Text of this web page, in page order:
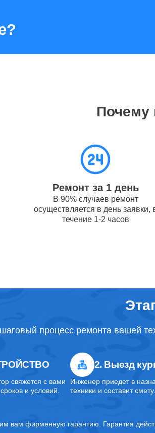
Ремонт цепи питания
Ремонт USB порта
Комплексная чистка
Ремонт материнской
Apple
Почему
Ремонт за 1 день
В 90% случаев ремонт
осуществляется в день заявки,
течение 1-2 часов
процесс ремонта вашей
свяжется с вами
и условий.
2. Выезд
Инженер приедет в
техники и составит
вам фирменную гарантию. Гарантия